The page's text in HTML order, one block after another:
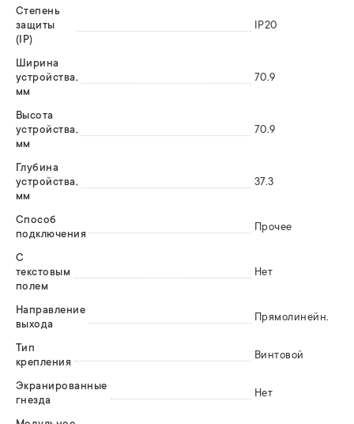
Степень
защиты
(IP)
IP20
Ширина
устройства,
мм
70.9
Высота
устройства,
мм
70.9
Глубина
устройства,
мм
37.3
Способ
подключения
Прочее
С
текстовым
полем
Нет
Направление
выхода
Прямолинейн.
Тип
крепления
Винтовой
Экранированные
гнезда
Нет